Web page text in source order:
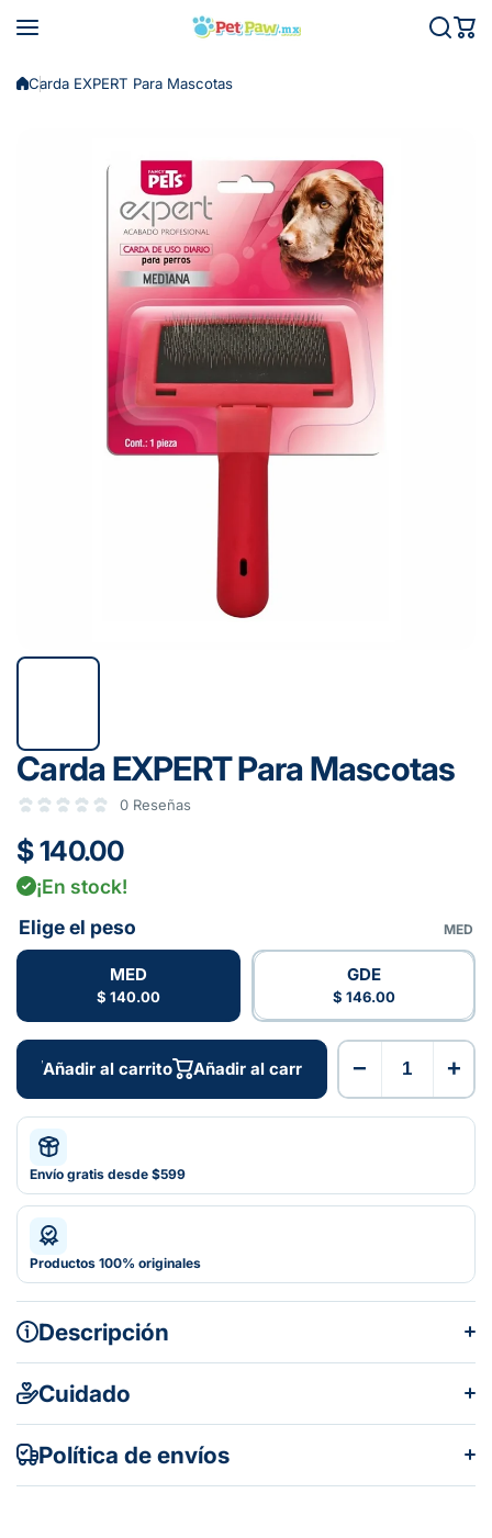
Carda EXPERT Para Mascotas
Carda EXPERT Para Mascotas
0 Reseñas
$ 140.00
¡En stock!
Elige el peso
MED
MED
$ 140.00
GDE
$ 146.00
Añadir al carrito Añadir al carrito − +
Envío gratis desde $599
Productos 100% originales
Descripción
Medidas MED
Cuidado
Política de envíos